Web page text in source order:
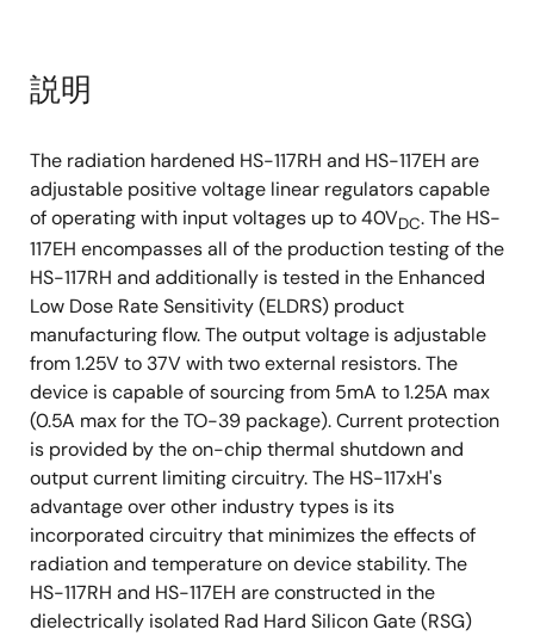
説明
The radiation hardened HS-117RH and HS-117EH are
adjustable positive voltage linear regulators capable
of operating with input voltages up to 40VDC. The HS-
117EH encompasses all of the production testing of the
HS-117RH and additionally is tested in the Enhanced
Low Dose Rate Sensitivity (ELDRS) product
manufacturing flow. The output voltage is adjustable
from 1.25V to 37V with two external resistors. The
device is capable of sourcing from 5mA to 1.25A max
(0.5A max for the TO-39 package). Current protection
is provided by the on-chip thermal shutdown and
output current limiting circuitry. The HS-117xH's
advantage over other industry types is its
incorporated circuitry that minimizes the effects of
radiation and temperature on device stability. The
HS-117RH and HS-117EH are constructed in the
dielectrically isolated Rad Hard Silicon Gate (RSG)